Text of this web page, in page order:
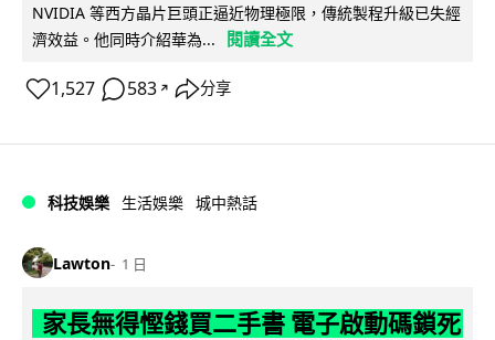
NVIDIA 等西方晶片巨頭正逼近物理極限，傳統製程升級已失經
濟效益。他同時介紹華為...
閱讀全文
1,527 583 ↗ 分享
科技娛樂 生活娛樂 城中熱話
Lawton 1 日
家長無得慳錢買二手書 電子啟動碼鎖死